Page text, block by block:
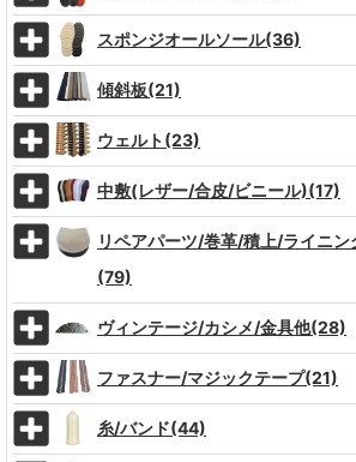
スポンジオールソール(36)
傾斜板(21)
ウェルト(23)
中敷(レザー/合皮/ビニール)(17)
リペアパーツ/巻革/積上/ライニ
(79)
ヴィンテージ/カシメ/金具他(28)
ファスナー/マジックテープ(21)
糸/バンド(44)